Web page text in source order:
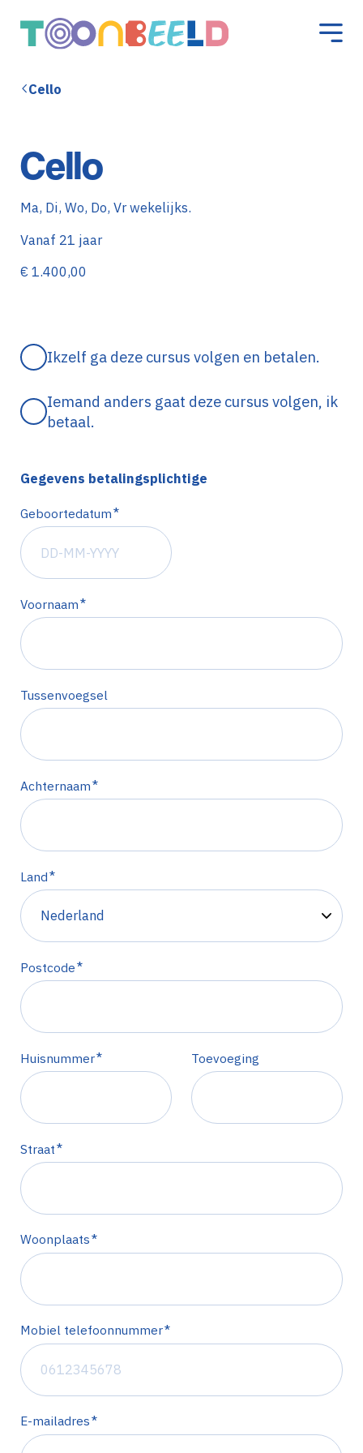
Cello
Cello
Ma, Di, Wo, Do, Vr wekelijks.
Vanaf 21 jaar
€ 1.400,00
Ikzelf ga deze cursus volgen en betalen.
Iemand anders gaat deze cursus volgen, ik
betaal.
Gegevens betalingsplichtige
Geboortedatum*
Voornaam*
Tussenvoegsel
Achternaam*
Land*
Postcode*
Huisnummer* Toevoeging
Straat*
Woonplaats*
Mobiel telefoonnummer*
E-mailadres*